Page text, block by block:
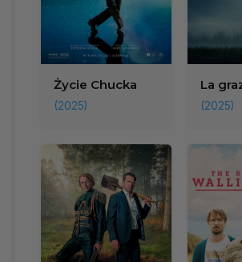
Życie Chucka
(2025)
La
(2025)